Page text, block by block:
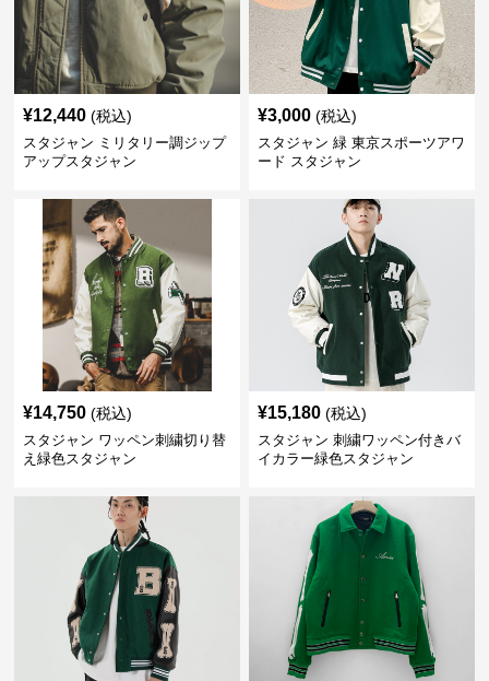
¥12,440 (税込)
スタジャン ミリタリー調ジップ
アップスタジャン
¥3,000 (税込)
スタジャン 緑 東京スポーツアワ
ード スタジャン
¥14,750 (税込)
スタジャン ワッペン刺繍切り替
え緑色スタジャン
¥15,180 (税込)
スタジャン 刺繍ワッペン付きバ
イカラー緑色スタジャン